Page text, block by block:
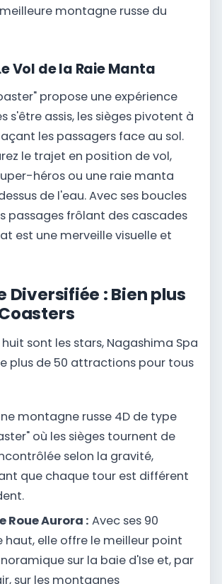
montagne russe du
Vol de la Raie Manta
propose une expérience
s'être assis, les sièges pivotent à
les passagers face au sol.
le trajet en position de vol,
héros ou une raie manta
de l'eau. Avec ses boucles
passages frôlant des cascades
est une merveille visuelle et
Diversifiée : Bien plus
huit sont les stars, Nagashima Spa
plus de 50 attractions pour tous
montagne russe 4D de type
où les sièges tournent de
selon la gravité,
que chaque tour est différent
Roue Aurora : Avec ses 90
haut, elle offre le meilleur point
sur la baie d'Ise et, par
sur les montagnes